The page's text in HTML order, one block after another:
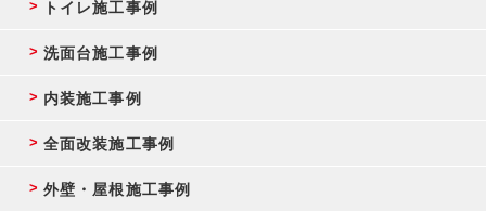
トイレ施工事例
洗面台施工事例
内装施工事例
全面改装施工事例
外壁・屋根施工事例